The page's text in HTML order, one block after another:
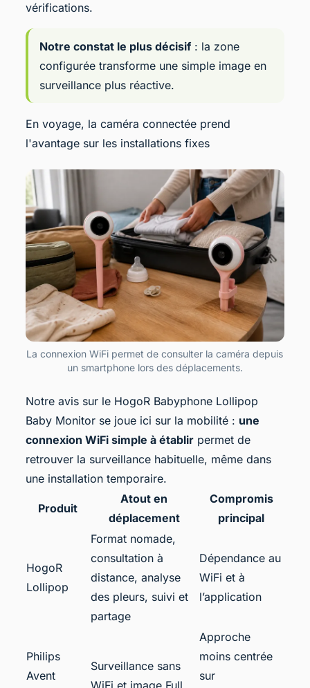
vérifications.
Notre constat le plus décisif: la zone
configurée transforme une simple image en
surveillance plus réactive.
En voyage, la caméra connectée prend
l'avantage sur les installations fixes
La connexion WiFi permet de consulter la caméra depuis
un smartphone lors des déplacements.
Notre avis sur le HogoR Babyphone Lollipop
Baby Monitor se joue ici sur la mobilité : une
connexion WiFi simple à établirpermet de
retrouver la surveillance habituelle, même dans
une installation temporaire.
Produit
Atout en
déplacement
Compromis
principal
HogoR
Lollipop
Format nomade,
consultation à
distance, analyse
des pleurs, suivi et
partage
Dépendance au
WiFi et à
l’application
Philips
Avent
Surveillance sans
Approche
moins centrée
sur